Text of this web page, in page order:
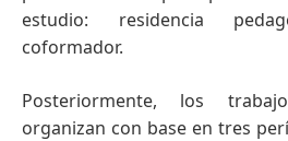
estudio: residencia
coformador.
Posteriormente, los
organizan con base en tres